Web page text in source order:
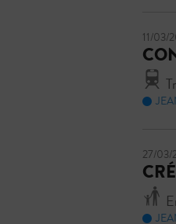
11/03/
27/03/